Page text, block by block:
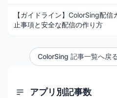
【ガイドライン】ColorSing配
止事項と安全な配信の作り方
ColorSing 記事一覧へ戻る
アプリ別記事数